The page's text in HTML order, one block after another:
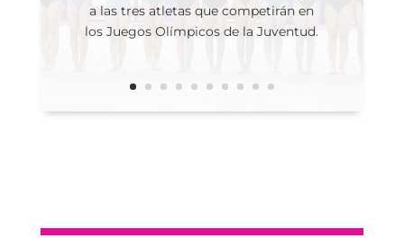
a las tres atletas que competirán en
los Juegos Olímpicos de la Juventud.